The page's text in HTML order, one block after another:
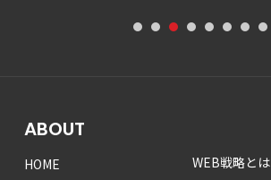
1 2 3 4 5 6 7 8
ABOUT
HOME WEB戦略とは